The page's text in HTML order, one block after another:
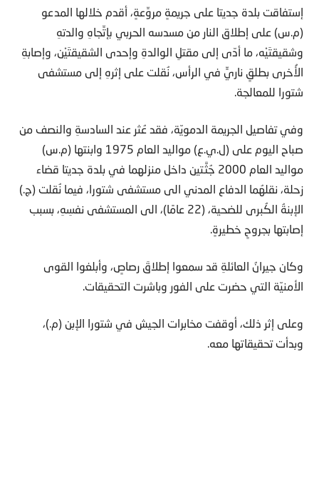
إستفاقت بلدة جديتا على جريمةٍ مروِّعةٍ، أقدم خلالها المدعو
(م.س) على إطلاق النار من مسدسه الحربي بإتِّجاهِ والدتهِ
وشقيقتَيْه، ما أدّى إلى مقتلِ الوالدةِ وإحدى الشقيقتَيْن، وإصابةِ
الأُخرى بطلقٍ ناريٍّ في الرأس، نُقلت على إثرهِ إلى مستشفى
شتورا للمعالجة.
وفي تفاصيل الجريمة الدمويّة، فقد عُثر عند السادسةِ والنصف من
صباح اليوم على (ل.ي.ع) مواليد العام 1975 وابنتها (م.س)
مواليد العام 2000 جُثَّتين داخل منزلهما في بلدة جديتا قضاء
زحلة، نقلهُما الدفاع المدني الى مستشفى شتورا، فيما نُقلت (ج.)
الإبنةُ الكُبرى للضحية، (22 عامًا)، الى المستشفى نفسِهِ، بسبب
إصابتها بجروحٍ خطيرةٍ.
وكان جيرانُ العائلةِ قد سمعوا إطلاقَ رصاصٍ، وأبلغوا القوى
الأمنيّة التي حضرت على الفور وباشرت التحقيقات.
وعلى إثر ذلك، أوقفت مخابرات الجيش في شتورا الإبن (م.)،
وبدأت تحقيقاتها معه.